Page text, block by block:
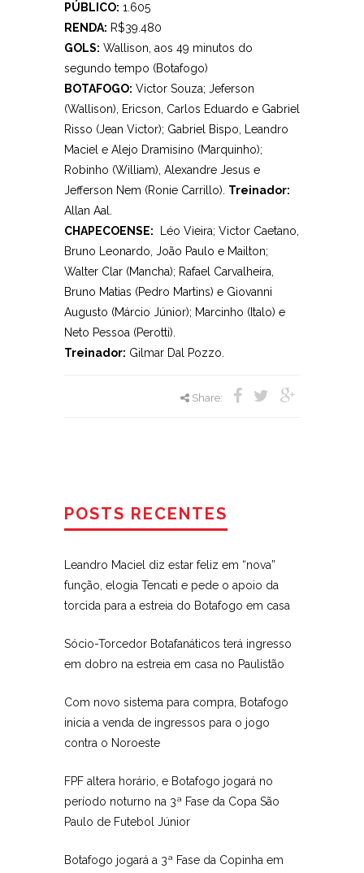
PÚBLICO: 1.605
RENDA: R$39.480
GOLS: Wallison, aos 49 minutos do
segundo tempo (Botafogo)
BOTAFOGO: Victor Souza; Jeferson
(Wallison), Ericson, Carlos Eduardo e Gabriel
Risso (Jean Victor); Gabriel Bispo, Leandro
Maciel e Alejo Dramisino (Marquinho);
Robinho (William), Alexandre Jesus e
Jefferson Nem (Ronie Carrillo). Treinador:
Allan Aal.
CHAPECOENSE: Léo Vieira; Victor Caetano,
Bruno Leonardo, João Paulo e Mailton;
Walter Clar (Mancha); Rafael Carvalheira,
Bruno Matias (Pedro Martins) e Giovanni
Augusto (Márcio Júnior); Marcinho (Italo) e
Neto Pessoa (Perotti).
Treinador: Gilmar Dal Pozzo.
Share:
POSTS RECENTES
Leandro Maciel diz estar feliz em “nova”
função, elogia Tencati e pede o apoio da
torcida para a estreia do Botafogo em casa
Sócio-Torcedor Botafanáticos terá ingresso
em dobro na estreia em casa no Paulistão
Com novo sistema para compra, Botafogo
inicia a venda de ingressos para o jogo
contra o Noroeste
FPF altera horário, e Botafogo jogará no
período noturno na 3ª Fase da Copa São
Paulo de Futebol Júnior
Botafogo jogará a 3ª Fase da Copinha em